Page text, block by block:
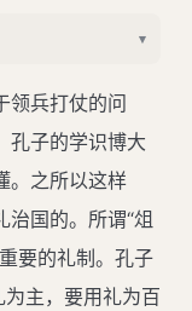
▾
领兵打仗的问
孔子的学识博大
。之所以这样
国的。所谓“俎
要的礼制。孔子
为主，要用礼为百